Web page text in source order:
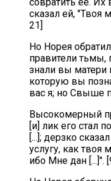
совратить ее. Их
сказал ей, "Твоя
21]
Но Норея
правители
знали вы матери
которую вы
вас я; но Свыше
Высокомерный
[и] лик его стал
[...]; дерзко
услугу, как твоя
ибо Мне дан [...]".